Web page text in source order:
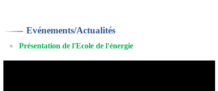
Evénements/Actualités
Présentation de l'Ecole de l'énergie